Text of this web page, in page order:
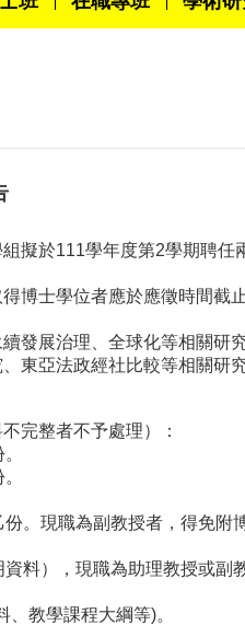
擬於111學年度第2學期聘任
博士學位者應於應徵時間截
發展治理、全球化等相關研究
東亞法政經社比較等相關研究
完整者不予處理）：
現職為副教授者，得免附
），現職為助理教授或副
教學課程大綱等)。